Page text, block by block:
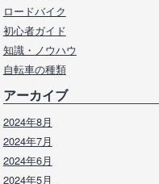
ロードバイク
初心者ガイド
知識・ノウハウ
自転車の種類
アーカイブ
2024年8月
2024年7月
2024年6月
2024年5月